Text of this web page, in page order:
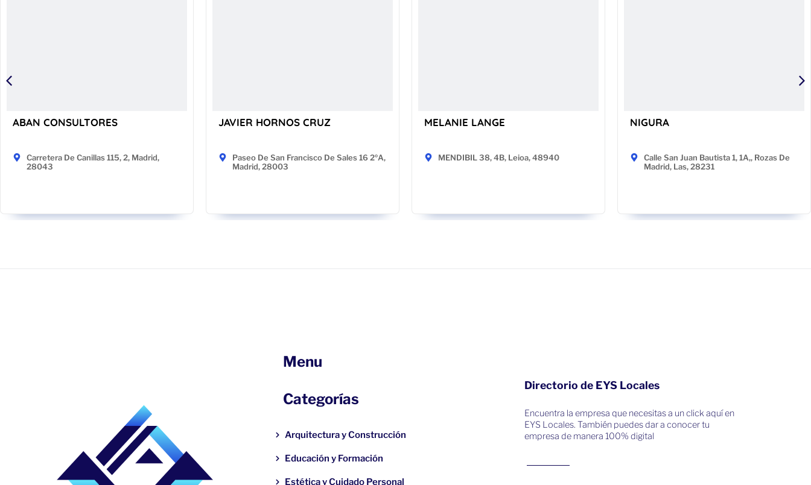
ABAN CONSULTORES
Carretera De Canillas 115, 2, Madrid,
28043
JAVIER HORNOS CRUZ
Paseo De San Francisco De Sales 16 2ºA,
Madrid, 28003
MELANIE LANGE
MENDIBIL 38, 4B, Leioa, 48940
NIGURA
Calle San Juan Bautista 1, 1A,, Rozas De
Madrid, Las, 28231
Menu
Categorías
Arquitectura y Construcción
Educación y Formación
Estética y Cuidado Personal
Directorio de EYS Locales
Encuentra la empresa que necesitas a un click aquí en
EYS Locales. También puedes dar a conocer tu
empresa de manera 100% digital